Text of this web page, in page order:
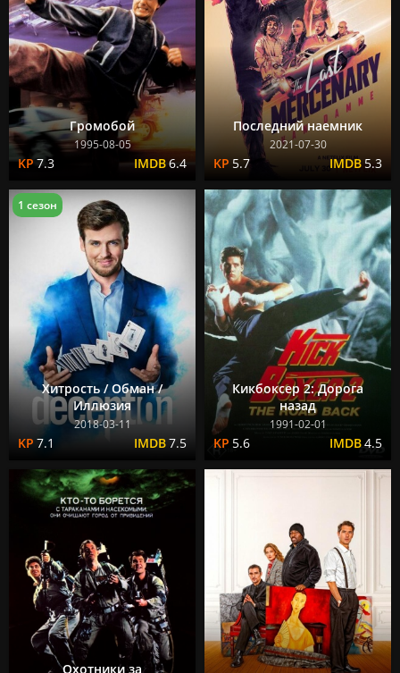
Громобой
1995-08-05
7.3 6.4
Последний наемник
2021-07-30
5.7 5.3
Хитрость / Обман /
Иллюзия
2018-03-11
7.1 7.5
1 сезон
Кикбоксер 2: Дорога
назад
1991-02-01
5.6 4.5
Охотники за